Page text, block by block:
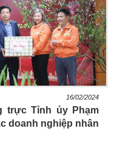
16/02/2024
trực Tỉnh ủy Phạm
doanh nghiệp nhân